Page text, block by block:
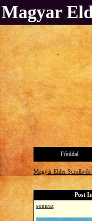
Magyar
Főoldal
Magyar Elder Scrolls
Post
somesz